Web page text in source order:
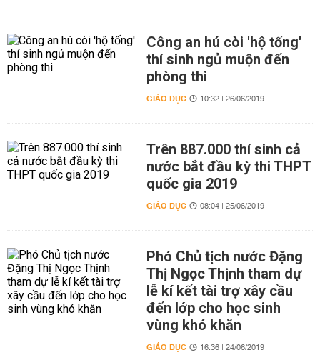
Công an hú còi 'hộ tống'
thí sinh ngủ muộn đến
phòng thi
GIÁO DỤC 10:32 | 26/06/2019
Trên 887.000 thí sinh cả
nước bắt đầu kỳ thi THPT
quốc gia 2019
GIÁO DỤC 08:04 | 25/06/2019
Phó Chủ tịch nước Đặng
Thị Ngọc Thịnh tham dự
lễ kí kết tài trợ xây cầu
đến lớp cho học sinh
vùng khó khăn
GIÁO DỤC 16:36 | 24/06/2019